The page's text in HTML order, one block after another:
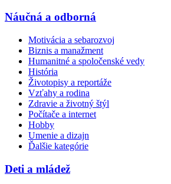
Náučná a odborná
Motivácia a sebarozvoj
Biznis a manažment
Humanitné a spoločenské vedy
História
Životopisy a reportáže
Vzťahy a rodina
Zdravie a životný štýl
Počítače a internet
Hobby
Umenie a dizajn
Ďalšie kategórie
Deti a mládež